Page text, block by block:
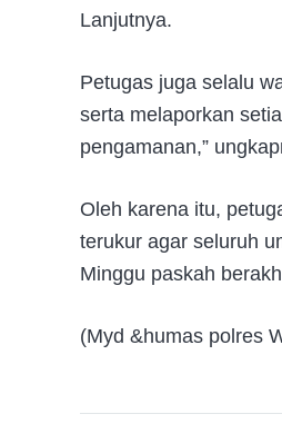
Lanjutnya.
Petugas juga selalu
serta melaporkan
pengamanan,”
Oleh karena itu,
terukur agar seluruh
Minggu paskah
(Myd &humas polres